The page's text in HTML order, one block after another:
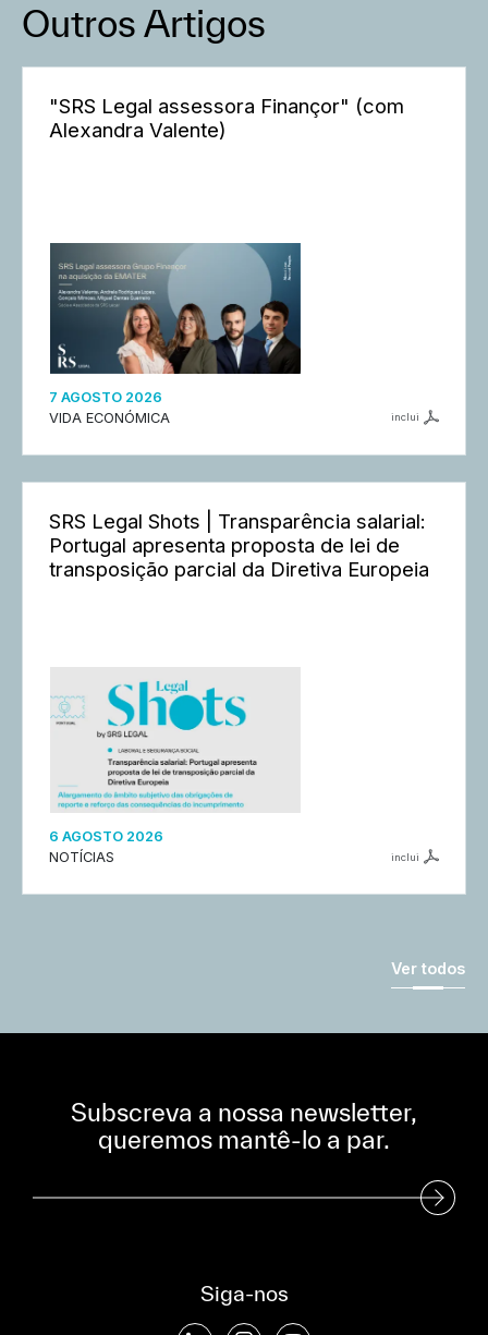
Outros Artigos
"SRS Legal assessora Finançor" (com
Alexandra Valente)
7 AGOSTO 2026
VIDA ECONÓMICA
inclui
SRS Legal Shots | Transparência salarial:
Portugal apresenta proposta de lei de
transposição parcial da Diretiva Europeia
6 AGOSTO 2026
NOTÍCIAS
inclui
Ver todos
Subscreva a nossa newsletter,
queremos mantê-lo a par.
Subscreva a nossa Newsletter
Siga-nos